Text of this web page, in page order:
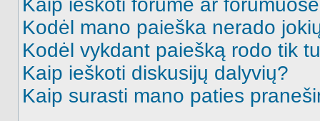
Kaip ieškoti forume ar
Kodėl mano paieška nerado
Kodėl vykdant paiešką rodo tik
Kaip ieškoti diskusijų dalyvių?
Kaip surasti mano paties